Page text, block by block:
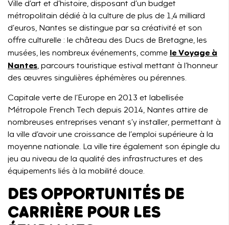
Ville d’art et d’histoire, disposant d’un budget
métropolitain dédié à la culture de plus de 1,4 milliard
d’euros, Nantes se distingue par sa créativité et son
offre culturelle : le château des Ducs de Bretagne, les
musées, les nombreux événements, comme le Voyage à
Nantes, parcours touristique estival mettant à l’honneur
des œuvres singulières éphémères ou pérennes.
Capitale verte de l’Europe en 2013 et labellisée
Métropole French Tech depuis 2014, Nantes attire de
nombreuses entreprises venant s’y installer, permettant à
la ville d’avoir une croissance de l’emploi supérieure à la
moyenne nationale. La ville tire également son épingle du
jeu au niveau de la qualité des infrastructures et des
équipements liés à la mobilité douce.
DES OPPORTUNITÉS DE
CARRIÈRE POUR LES